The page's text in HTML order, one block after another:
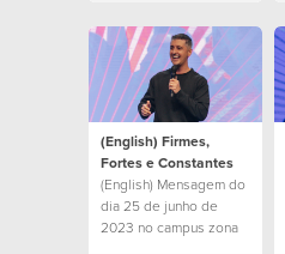
(English) Firmes,
Fortes e Constantes
(English) Mensagem do
dia 25 de junho de
2023 no campus zona